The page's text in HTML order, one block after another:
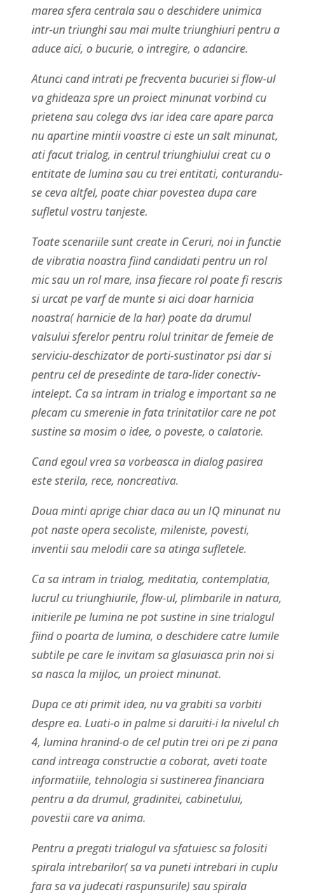
marea sfera centrala sau o deschidere unimica
intr-un triunghi sau mai multe triunghiuri pentru a
aduce aici, o bucurie, o intregire, o adancire.
Atunci cand intrati pe frecventa bucuriei si flow-ul
va ghideaza spre un proiect minunat vorbind cu
prietena sau colega dvs iar idea care apare parca
nu apartine mintii voastre ci este un salt minunat,
ati facut trialog, in centrul triunghiului creat cu o
entitate de lumina sau cu trei entitati, conturandu-
se ceva altfel, poate chiar povestea dupa care
sufletul vostru tanjeste.
Toate scenariile sunt create in Ceruri, noi in functie
de vibratia noastra fiind candidati pentru un rol
mic sau un rol mare, insa fiecare rol poate fi rescris
si urcat pe varf de munte si aici doar harnicia
noastra( harnicie de la har) poate da drumul
valsului sferelor pentru rolul trinitar de femeie de
serviciu-deschizator de porti-sustinator psi dar si
pentru cel de presedinte de tara-lider conectiv-
intelept. Ca sa intram in trialog e important sa ne
plecam cu smerenie in fata trinitatilor care ne pot
sustine sa mosim o idee, o poveste, o calatorie.
Cand egoul vrea sa vorbeasca in dialog pasirea
este sterila, rece, noncreativa.
Doua minti aprige chiar daca au un IQ minunat nu
pot naste opera secoliste, mileniste, povesti,
inventii sau melodii care sa atinga sufletele.
Ca sa intram in trialog, meditatia, contemplatia,
lucrul cu triunghiurile, flow-ul, plimbarile in natura,
initierile pe lumina ne pot sustine in sine trialogul
fiind o poarta de lumina, o deschidere catre lumile
subtile pe care le invitam sa glasuiasca prin noi si
sa nasca la mijloc, un proiect minunat.
Dupa ce ati primit idea, nu va grabiti sa vorbiti
despre ea. Luati-o in palme si daruiti-i la nivelul ch
4, lumina hranind-o de cel putin trei ori pe zi pana
cand intreaga constructie a coborat, aveti toate
informatiile, tehnologia si sustinerea financiara
pentru a da drumul, gradinitei, cabinetului,
povestii care va anima.
Pentru a pregati trialogul va sfatuiesc sa folositi
spirala intrebarilor( sa va puneti intrebari in cuplu
fara sa va judecati raspunsurile) sau spirala